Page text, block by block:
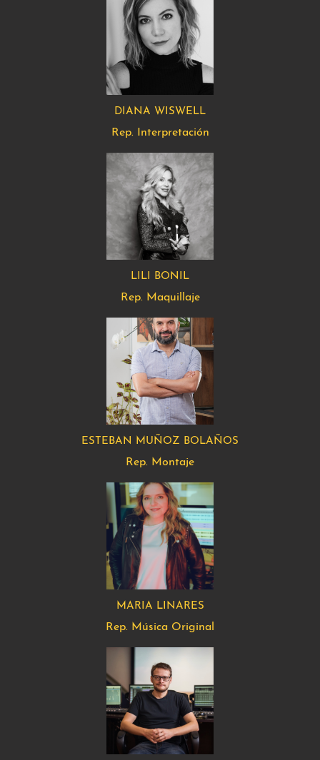
DIANA WISWELL
Rep. Interpretación
LILI BONIL
Rep. Maquillaje
ESTEBAN MUÑOZ BOLAÑOS
Rep. Montaje
MARIA LINARES
Rep. Música Original